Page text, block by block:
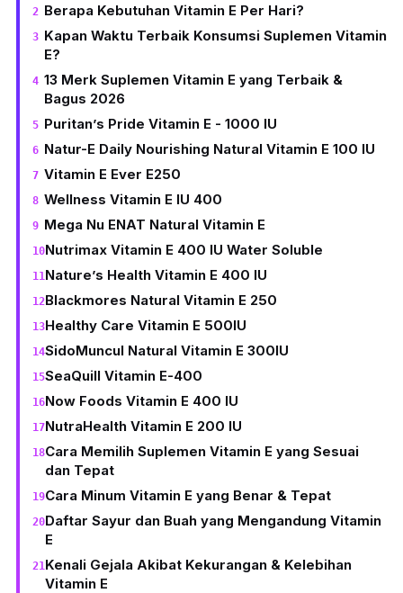
Berapa Kebutuhan Vitamin E Per Hari?
Kapan Waktu Terbaik Konsumsi Suplemen Vitamin
E?
13 Merk Suplemen Vitamin E yang Terbaik &
Bagus 2026
Puritan’s Pride Vitamin E - 1000 IU
Natur-E Daily Nourishing Natural Vitamin E 100 IU
Vitamin E Ever E250
Wellness Vitamin E IU 400
Mega Nu ENAT Natural Vitamin E
Nutrimax Vitamin E 400 IU Water Soluble
Nature’s Health Vitamin E 400 IU
Blackmores Natural Vitamin E 250
Healthy Care Vitamin E 500IU
SidoMuncul Natural Vitamin E 300IU
SeaQuill Vitamin E-400
Now Foods Vitamin E 400 IU
NutraHealth Vitamin E 200 IU
Cara Memilih Suplemen Vitamin E yang Sesuai
dan Tepat
Cara Minum Vitamin E yang Benar & Tepat
Daftar Sayur dan Buah yang Mengandung Vitamin
E
Kenali Gejala Akibat Kekurangan & Kelebihan
Vitamin E